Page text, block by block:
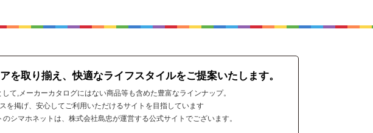
を取り揃え、快適なライフスタイルをご提案いたします。
て,メーカーカタログにはない商品等も含めた豊富なラインナップ。
を掲げ、安心してご利用いただけるサイトを目指しています
シマホネットは、株式会社島忠が運営する公式サイトでございます。